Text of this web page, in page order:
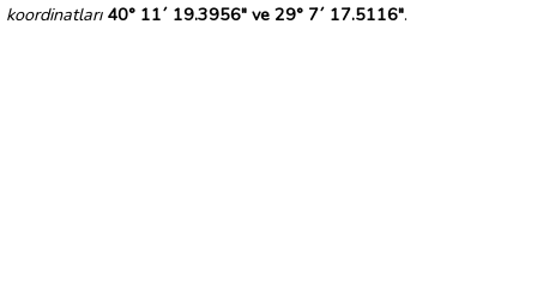
koordinatları 40° 11´ 19.3956" ve 29° 7´ 17.5116".